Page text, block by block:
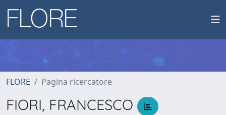
FLORE Pagina ricercatore
FIORI, FRANCESCO